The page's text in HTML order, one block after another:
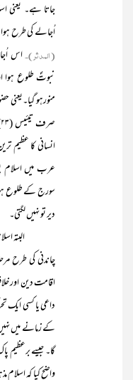
جاتا ہے۔ یعنی
اُجالے کی طرح
(المدثر)۔اس
نبوتؐ طلوع ہوا
منورہو
انسانی کا عظیم
عرب میں
سورج کے طلوع
دیر تو نہیں لگتی۔
البتہ
چاندنی کی طرح
اقامت دین اور
داعی یا کسی
کے زمانے میں
گا۔ جیسے برعظیم
واضح کیا کہ